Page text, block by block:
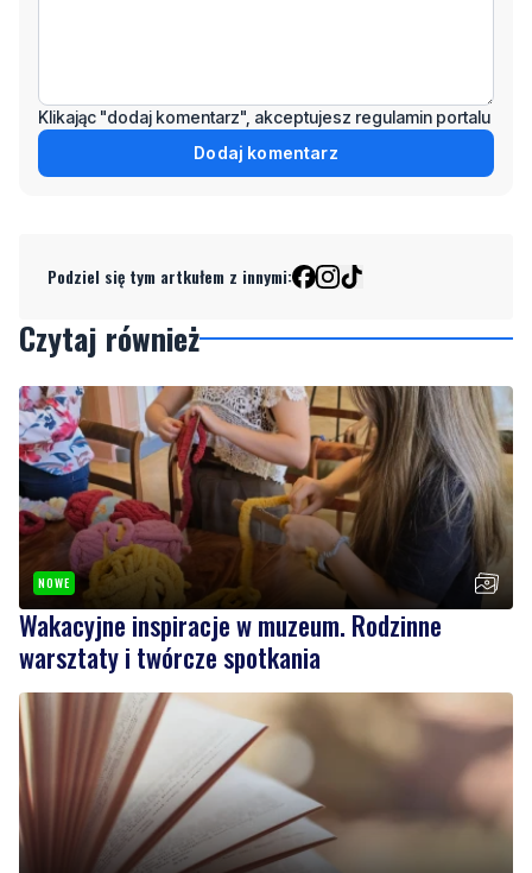
Podziel się tym artkułem z innymi:
Czytaj również
NOWE
Wakacyjne inspiracje w muzeum. Rodzinne
warsztaty i twórcze spotkania